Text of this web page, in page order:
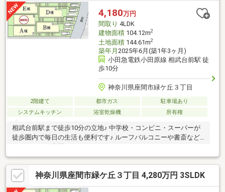
4,180万円
間取り 4LDK
建物面積104.12m2
土地面積144.61m2
築年月 2025年6月(築1年3ヶ月)
小田急電鉄小田原線 相武台前駅 徒
歩10分
神奈川県座間市緑ケ丘３丁目
2階建て 都市ガス
駐車場あり
システムキッチン
浴室乾燥機 所有権
相武台前駅まで徒歩10分の立地♪ 中学校・コンビニ・スーパーが
徒歩圏内で毎日の生活も便利です♪ ルーフバルコニーや書斎など
神奈川県座間市緑ケ丘３丁目 4,280万円 3SLDK